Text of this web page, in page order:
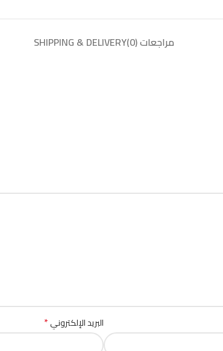
مراجعات (0) SHIPPING & DELIVERY
البريد الإلكتروني*